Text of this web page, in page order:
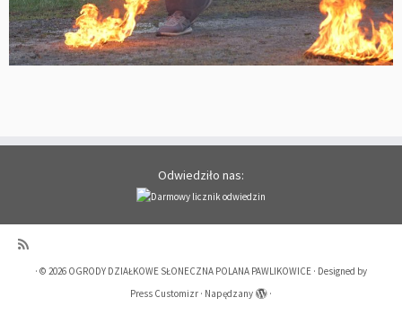
Odwiedziło nas:
· © 2026 OGRODY DZIAŁKOWE SŁONECZNA POLANA PAWLIKOWICE · Designed by
Press Customizr · Napędzany ·